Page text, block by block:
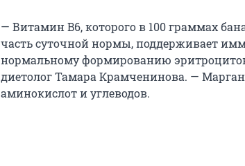
— Витамин B6, которого в 100 граммах
часть суточной нормы, поддерживает
нормальному формированию
диетолог Тамара Крамченинова. —
аминокислот и углеводов.